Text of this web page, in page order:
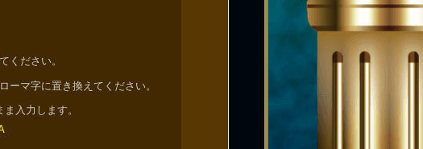
ください。
ーマ字に置き換えてください。
入力します。